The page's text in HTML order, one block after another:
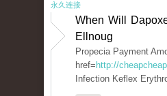
永久连接
When Will
Ellnoug
Propecia Payment
href= http://
Infection Keflex